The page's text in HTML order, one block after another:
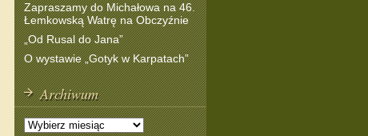
Zapraszamy do Michałowa na 46.
Łemkowską Watrę na Obczyźnie
„Od Rusal do Jana”
O wystawie „Gotyk w Karpatach”
Archiwum